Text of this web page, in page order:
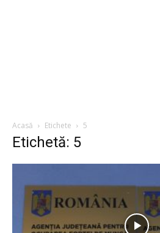
Acasă Etichete 5
Etichetă: 5